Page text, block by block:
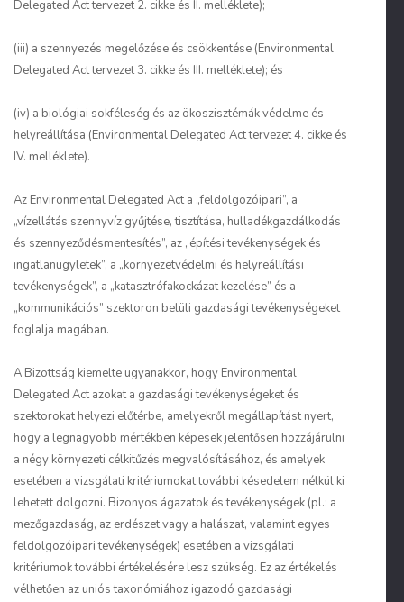
Delegated Act tervezet 2. cikke és II. melléklete);
(iii) a szennyezés megelőzése és csökkentése (Environmental
Delegated Act tervezet 3. cikke és III. melléklete); és
(iv) a biológiai sokféleség és az ökoszisztémák védelme és
helyreállítása (Environmental Delegated Act tervezet 4. cikke és
IV. melléklete).
Az Environmental Delegated Act a „feldolgozóipari”, a
„vízellátás szennyvíz gyűjtése, tisztítása, hulladékgazdálkodás
és szennyeződésmentesítés”, az „építési tevékenységek és
ingatlanügyletek”, a „környezetvédelmi és helyreállítási
tevékenységek”, a „katasztrófakockázat kezelése” és a
„kommunikációs” szektoron belüli gazdasági tevékenységeket
foglalja magában.
A Bizottság kiemelte ugyanakkor, hogy Environmental
Delegated Act azokat a gazdasági tevékenységeket és
szektorokat helyezi előtérbe, amelyekről megállapítást nyert,
hogy a legnagyobb mértékben képesek jelentősen hozzájárulni
a négy környezeti célkitűzés megvalósításához, és amelyek
esetében a vizsgálati kritériumokat további késedelem nélkül ki
lehetett dolgozni. Bizonyos ágazatok és tevékenységek (pl.: a
mezőgazdaság, az erdészet vagy a halászat, valamint egyes
feldolgozóipari tevékenységek) esetében a vizsgálati
kritériumok további értékelésére lesz szükség. Ez az értékelés
vélhetően az uniós taxonómiához igazodó gazdasági